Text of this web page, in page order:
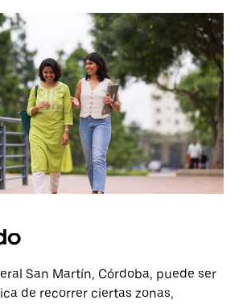
San Martín, Córdoba, puede ser
de recorrer ciertas zonas,